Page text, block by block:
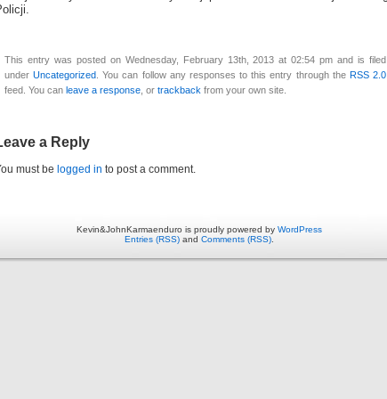
This entry was posted on Wednesday, February 13th, 2013 at 02:54 pm and is filed
underUncategorized . You can follow any responses to this entry through the RSS 2.0
feed. You can leave a response , or trackback from your own site.
a Reply
must be logged in to post a comment.
Kevin&JohnKarmaenduro is proudly powered by WordPress
Entries (RSS) and Comments (RSS)